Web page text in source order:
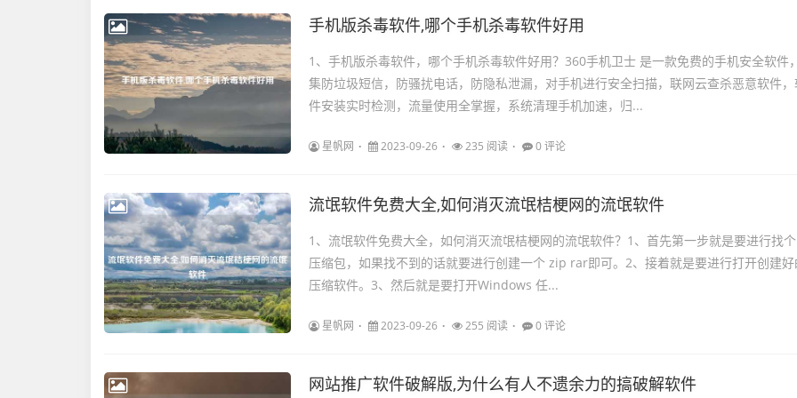
手机版杀毒软件,哪个手机杀毒软件好用
1、手机版杀毒软件，哪个手机杀毒软件好用？360手机卫士 是一款免费的手机安全软件，
集防垃圾短信，防骚扰电话，防隐私泄漏，对手机进行安全扫描，联网云查杀恶意软件
件安装实时检测，流量使用全掌握，系统清理手机加速，归...
星帆网 2023-09-26 235 阅读 0 评论
流氓软件免费大全,如何消灭流氓桔梗网的流氓软件
1、流氓软件免费大全，如何消灭流氓桔梗网的流氓软件？1、首先第一步就是要进行找个
压缩包，如果找不到的话就要进行创建一个 zip rar即可。2、接着就是要进行打开创建好
压缩软件。3、然后就是要打开Windows 任...
星帆网 2023-09-26 255 阅读 0 评论
网站推广软件破解版,为什么有人不遗余力的搞破解软件